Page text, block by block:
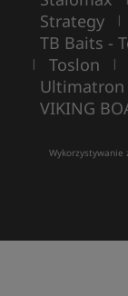
Strategy |
TB Baits -
| Toslon |
Ultimatron
VIKING
Wykorzystywanie